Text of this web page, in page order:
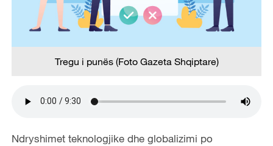
Tregu i punës (Foto Gazeta Shqiptare)
Ndryshimet teknologjike dhe globalizimi po